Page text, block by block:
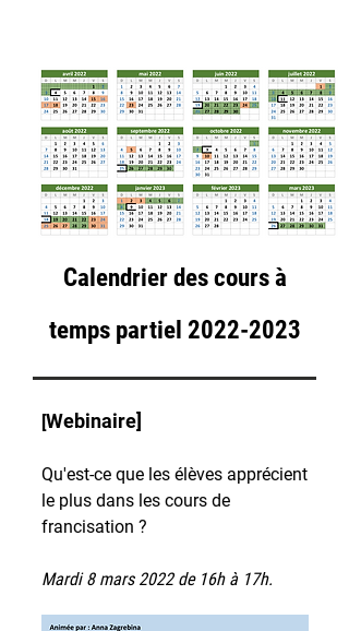
Calendrier des cours à
temps partiel 2022-2023
[Webinaire]
Qu'est-ce que les élèves apprécient
le plus dans les cours de
francisation ?
Mardi 8 mars 2022 de 16h à 17h.